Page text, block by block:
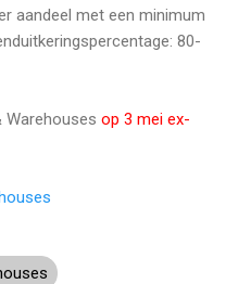
aandeel met een minimum
80-
Warehouses op 3 mei ex-